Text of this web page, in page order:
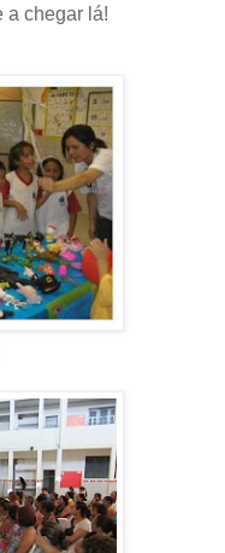
a chegar lá!